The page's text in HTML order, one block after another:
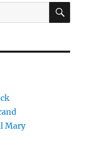
fernste
Mary